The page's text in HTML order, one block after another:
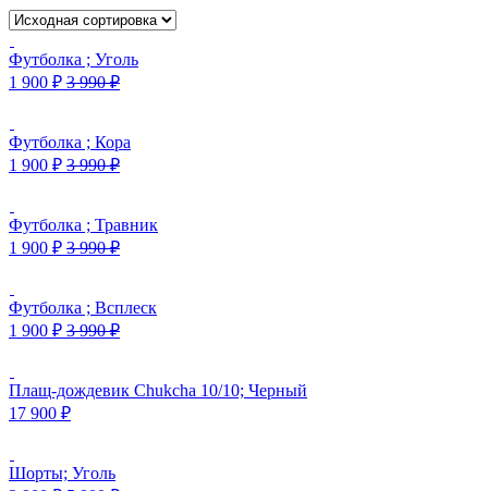
Футболка ; Уголь
1 900 ₽ 3 990₽
Футболка ; Кора
1 900 ₽ 3 990₽
Футболка ; Травник
1 900 ₽ 3 990₽
Футболка ; Всплеск
1 900 ₽ 3 990₽
Плащ-дождевик Chukcha 10/10; Черный
17 900 ₽
Шорты; Уголь